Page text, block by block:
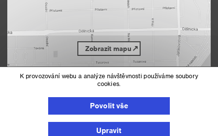
Zobrazit mapu
Nastavení cookies
K provozování webu a analýze návštěvnosti používáme soubory
cookies.
Povolit vše
Upravit